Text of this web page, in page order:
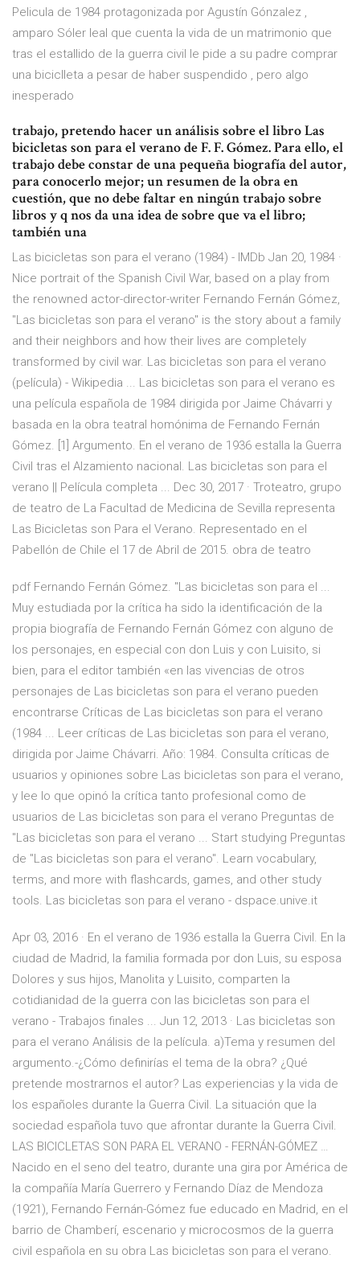
Pelicula de 1984 protagonizada por Agustín Gónzalez ,
amparo Sóler leal que cuenta la vida de un matrimonio que
tras el estallido de la guerra civil le pide a su padre comprar
una biciclleta a pesar de haber suspendido , pero algo
inesperado
trabajo, pretendo hacer un análisis sobre el libro Las
bicicletas son para el verano de F. F. Gómez. Para ello, el
trabajo debe constar de una pequeña biografía del autor,
para conocerlo mejor; un resumen de la obra en
cuestión, que no debe faltar en ningún trabajo sobre
libros y q nos da una idea de sobre que va el libro;
también una
Las bicicletas son para el verano (1984) - IMDb Jan 20, 1984 ·
Nice portrait of the Spanish Civil War, based on a play from
the renowned actor-director-writer Fernando Fernán Gómez,
"Las bicicletas son para el verano" is the story about a family
and their neighbors and how their lives are completely
transformed by civil war. Las bicicletas son para el verano
(película) - Wikipedia ... Las bicicletas son para el verano es
una película española de 1984 dirigida por Jaime Chávarri y
basada en la obra teatral homónima de Fernando Fernán
Gómez. [1] Argumento. En el verano de 1936 estalla la Guerra
Civil tras el Alzamiento nacional. Las bicicletas son para el
verano || Película completa ... Dec 30, 2017 · Troteatro, grupo
de teatro de La Facultad de Medicina de Sevilla representa
Las Bicicletas son Para el Verano. Representado en el
Pabellón de Chile el 17 de Abril de 2015. obra de teatro
pdf Fernando Fernán Gómez. "Las bicicletas son para el ...
Muy estudiada por la crítica ha sido la identificación de la
propia biografía de Fernando Fernán Gómez con alguno de
los personajes, en especial con don Luis y con Luisito, si
bien, para el editor también «en las vivencias de otros
personajes de Las bicicletas son para el verano pueden
encontrarse Críticas de Las bicicletas son para el verano
(1984 ... Leer críticas de Las bicicletas son para el verano,
dirigida por Jaime Chávarri. Año: 1984. Consulta críticas de
usuarios y opiniones sobre Las bicicletas son para el verano,
y lee lo que opinó la crítica tanto profesional como de
usuarios de Las bicicletas son para el verano Preguntas de
"Las bicicletas son para el verano ... Start studying Preguntas
de "Las bicicletas son para el verano". Learn vocabulary,
terms, and more with flashcards, games, and other study
tools. Las bicicletas son para el verano - dspace.unive.it
Apr 03, 2016 · En el verano de 1936 estalla la Guerra Civil. En la
ciudad de Madrid, la familia formada por don Luis, su esposa
Dolores y sus hijos, Manolita y Luisito, comparten la
cotidianidad de la guerra con las bicicletas son para el
verano - Trabajos finales ... Jun 12, 2013 · Las bicicletas son
para el verano Análisis de la película. a)Tema y resumen del
argumento.-¿Cómo definirías el tema de la obra? ¿Qué
pretende mostrarnos el autor? Las experiencias y la vida de
los españoles durante la Guerra Civil. La situación que la
sociedad española tuvo que afrontar durante la Guerra Civil.
LAS BICICLETAS SON PARA EL VERANO - FERNÁN-GÓMEZ …
Nacido en el seno del teatro, durante una gira por América de
la compañía María Guerrero y Fernando Díaz de Mendoza
(1921), Fernando Fernán-Gómez fue educado en Madrid, en el
barrio de Chamberí, escenario y microcosmos de la guerra
civil española en su obra Las bicicletas son para el verano.